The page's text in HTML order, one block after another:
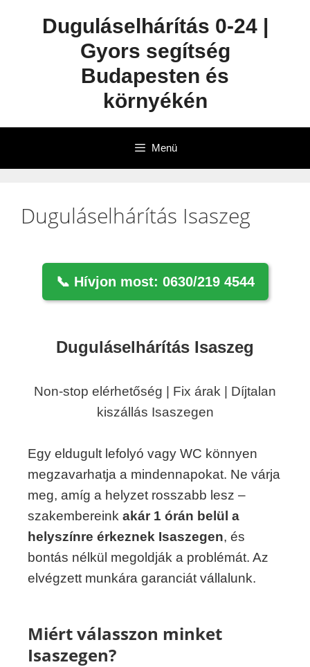
Duguláselhárítás 0-24 |
Gyors segítség
Budapesten és
környékén
Menü
Duguláselhárítás Isaszeg
📞 Hívjon most: 0630/219 4544
Duguláselhárítás Isaszeg
Non-stop elérhetőség | Fix árak | Díjtalan
kiszállás Isaszegen
Egy eldugult lefolyó vagy WC könnyen
megzavarhatja a mindennapokat. Ne várja
meg, amíg a helyzet rosszabb lesz –
szakembereink akár 1 órán belül a
helyszínre érkeznek Isaszegen, és
bontás nélkül megoldják a problémát. Az
elvégzett munkára garanciát vállalunk.
Miért válasszon minket
Isaszegen?